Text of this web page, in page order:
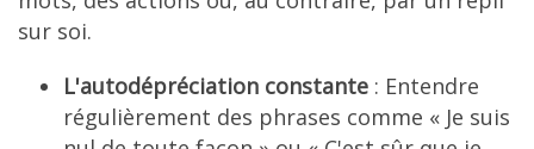
sur soi.
L'autodépréciation constante : Entendre
régulièrement des phrases comme « Je suis